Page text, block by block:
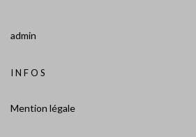
admin
INFOS
Mention légale